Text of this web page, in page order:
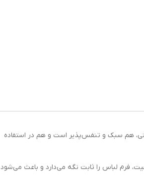
هم سبک و تنفس‌پذیر است و هم در استفاده
فرم لباس را ثابت نگه می‌دارد و باعث می‌شود